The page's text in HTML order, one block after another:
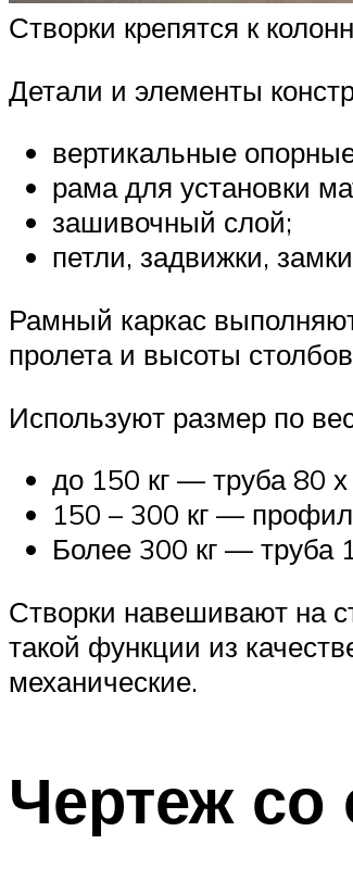
Створки крепятся к
Детали и элементы
вертикальные
рама для установки
зашивочный слой;
петли, задвижки,
Рамный каркас
пролета и высоты
Используют размер по
до 150 кг — труба 80
150 – 300 кг —
Более 300 кг — труба
Створки навешивают на
такой функции из
механические.
Чертеж